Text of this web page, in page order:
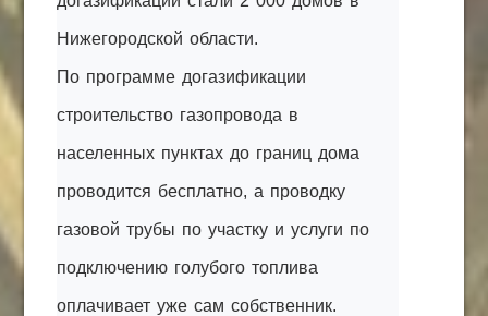
Нижегородской области.
По программе догазификации
строительство газопровода в
населенных пунктах до границ дома
проводится бесплатно, а проводку
газовой трубы по участку и услуги по
подключению голубого топлива
оплачивает уже сам собственник.